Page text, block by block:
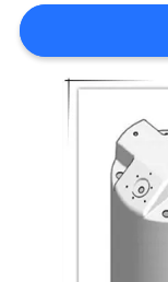
SIE EIN
ZITAT
SITEMAP
PRIVACY